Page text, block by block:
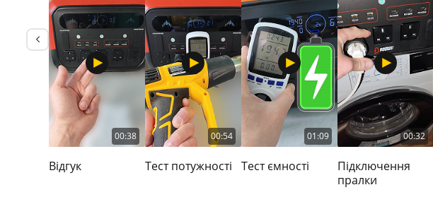
00:38
Відгук
00:54
Тест потужності
01:09
Тест ємності
00:32
Підключення
пралки